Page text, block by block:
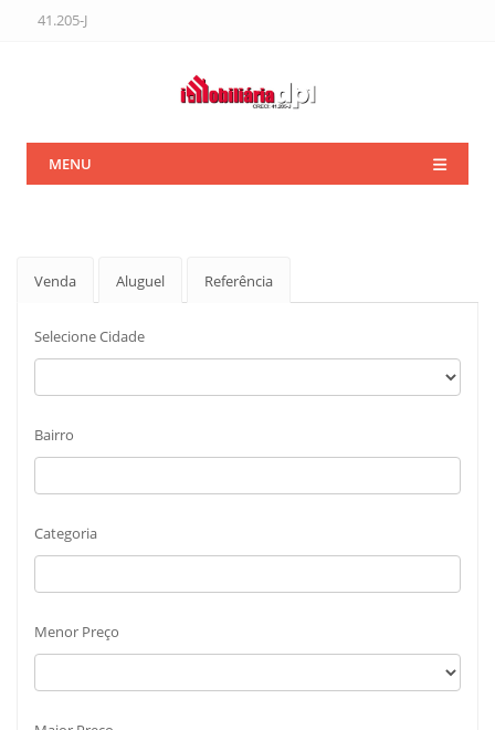
41.205-J
MENU
Venda Aluguel Referência
Selecione Cidade
Bairro
Categoria
Menor Preço